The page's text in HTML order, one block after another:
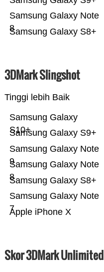
Samsung Galaxy S8+
Samsung Galaxy Note
8
3DMark Slingshot
Tinggi lebih Baik
Apple iPhone X
Samsung Galaxy Note
7
Samsung Galaxy S8+
Samsung Galaxy Note
8
Samsung Galaxy Note
9
Samsung Galaxy S9+
Samsung Galaxy
S10+
Skor 3DMark